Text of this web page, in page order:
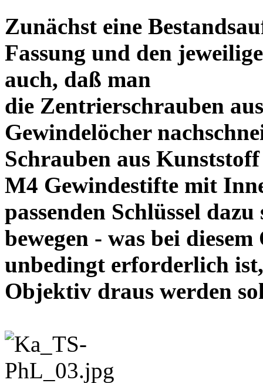
Zunächst eine
Fassung und den
auch, daß man
die Zentrierschrauben
Gewindelöcher
Schrauben aus
M4 Gewindestifte mit
passenden Schlüssel
bewegen - was bei
unbedingt erforderlich
Objektiv draus